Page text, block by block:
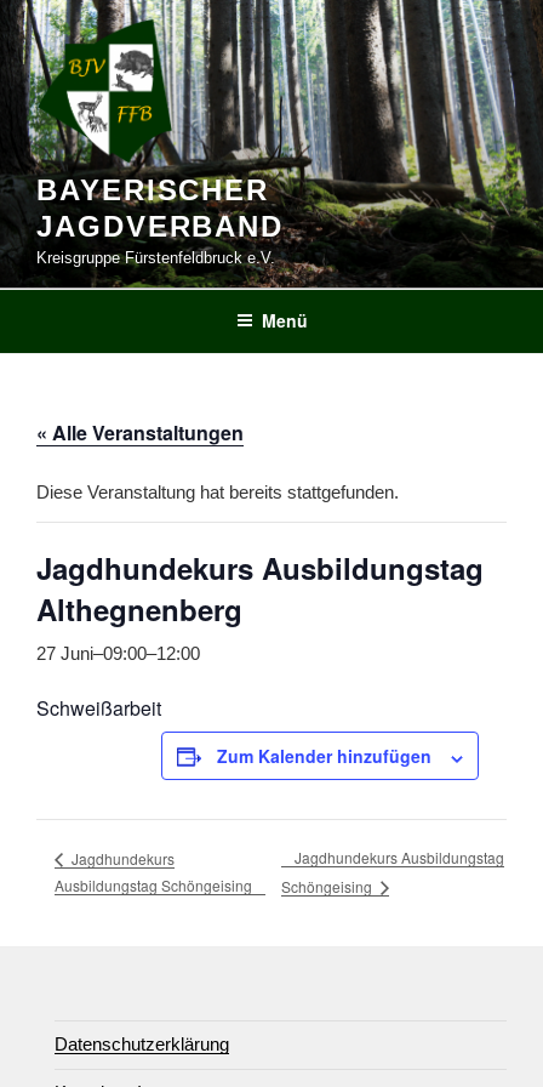
Zum
Inhalt
springen
BAYERISCHER
JAGDVERBAND
Kreisgruppe Fürstenfeldbruck e.V.
Menü
« Alle Veranstaltungen
Diese Veranstaltung hat bereits stattgefunden.
Jagdhundekurs Ausbildungstag
Althegnenberg
27 Juni–09:00–12:00
Schweißarbeit
Zum Kalender hinzufügen
Jagdhundekurs
Ausbildungstag Schöngeising
Jagdhundekurs Ausbildungstag
Schöngeising
Datenschutzerklärung